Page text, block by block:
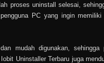
proses uninstall selesai,
PC yang ingin
mudah digunakan, sehingga
Uninstaller Terbaru juga